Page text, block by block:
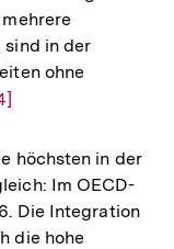
in der
ohne
höchsten in der
Im OECD-
Die Integration
die hohe